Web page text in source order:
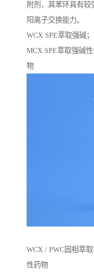
附剂，其苯环具有
阳离子交换能力。
WCX SPE萃取强碱
MCX SPE萃取强碱
物
WCX / PWC固相萃
性药物